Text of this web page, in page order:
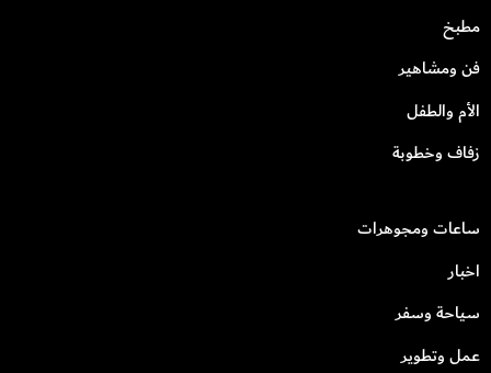
مطبخ
فن ومشاهير
الأم والطفل
زفاف وخطوبة
ساعات ومجوهرات
اخبار
سياحة وسفر
عمل وتطوير